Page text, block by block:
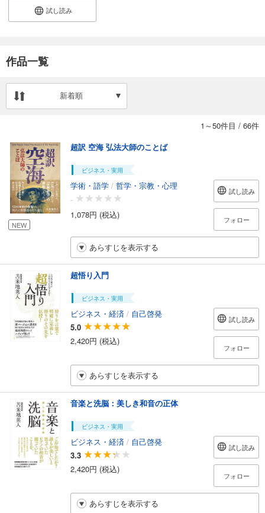
試し読み
作品一覧
新着順
1～50件目 / 66件
NEW
超訳 空海 弘法大師のことば
ビジネス・実用
学術・語学 / 哲学・宗教・心理
-
1,078円 (税込)
試し読み
フォロー
あらすじを表示する
超悟り入門
ビジネス・実用
ビジネス・経済 / 自己啓発
5.0
2,420円 (税込)
試し読み
フォロー
あらすじを表示する
音楽と洗脳：美しき和音の正体
ビジネス・実用
ビジネス・経済 / 自己啓発
3.3
2,420円 (税込)
試し読み
フォロー
あらすじを表示する